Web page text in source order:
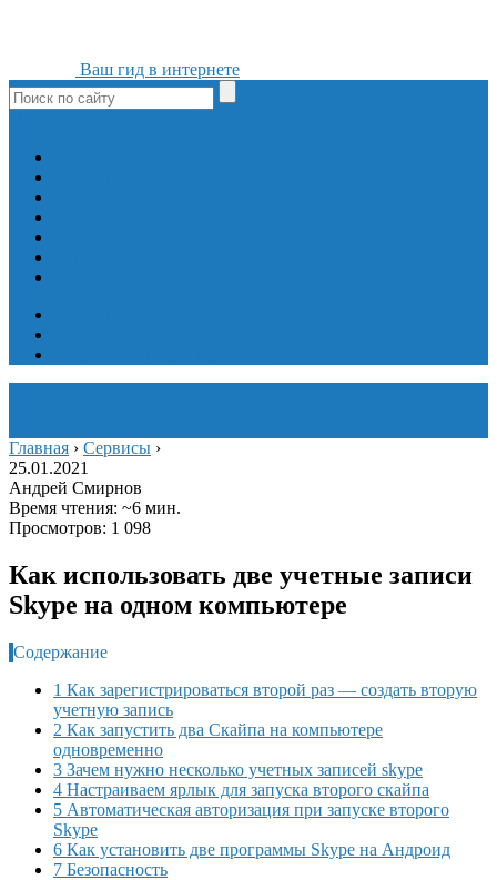
Ваш гид в интернете
Главная › Сервисы ›
25.01.2021
Андрей Смирнов
Время чтения: ~6 мин.
Просмотров: 1 098
Как использовать две учетные записи
Skype на одном компьютере
Содержание
1 Как зарегистрироваться второй раз — создать вторую
учетную запись
2 Как запустить два Скайпа на компьютере
одновременно
3 Зачем нужно несколько учетных записей skype
4 Настраиваем ярлык для запуска второго скайпа
5 Автоматическая авторизация при запуске второго
Skype
6 Как установить две программы Skype на Андроид
7 Безопасность